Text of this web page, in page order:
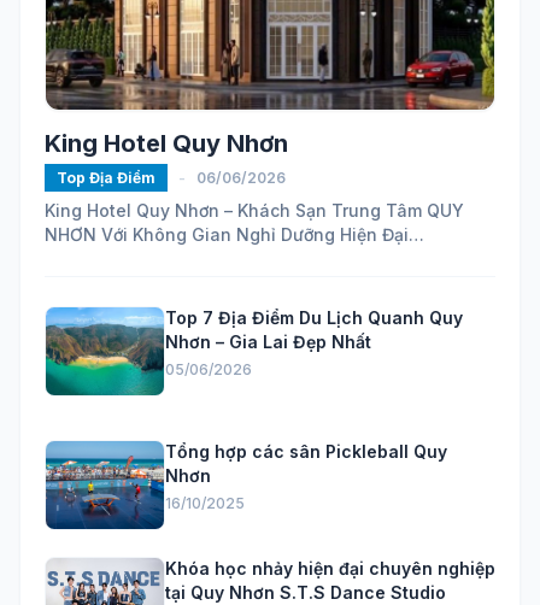
King Hotel Quy Nhơn
Top Địa Điểm - 06/06/2026
King Hotel Quy Nhơn – Khách Sạn Trung Tâm QUY
NHƠN Với Không Gian Nghỉ Dưỡng Hiện Đại
Top 7 Địa Điểm Du Lịch Quanh Quy
Nhơn – Gia Lai Đẹp Nhất
05/06/2026
Tổng hợp các sân Pickleball Quy
Nhơn
16/10/2025
Khóa học nhảy hiện đại chuyên nghiệp
tại Quy Nhơn S.T.S Dance Studio